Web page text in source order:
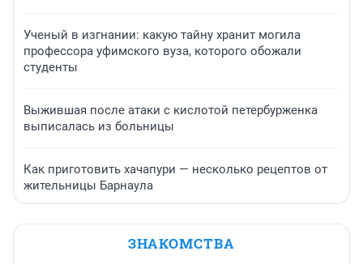
Ученый в изгнании: какую тайну хранит могила
профессора уфимского вуза, которого обожали
студенты
Выжившая после атаки с кислотой петербурженка
выписалась из больницы
Как приготовить хачапури — несколько рецептов от
жительницы Барнаула
ЗНАКОМСТВА